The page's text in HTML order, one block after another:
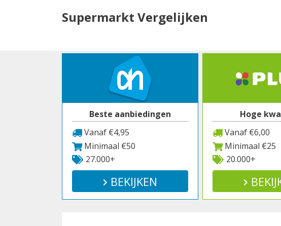
Supermarkt Vergelijken
Beste aanbiedingen
Vanaf €4,95
Minimaal €50
27.000+
BEKIJKEN
Hoge
Vanaf €6,00
Minimaal €25
20.000+